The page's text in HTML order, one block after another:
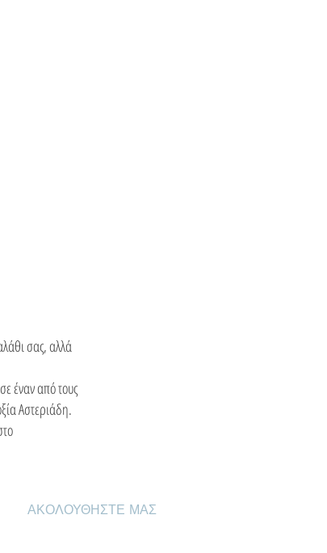
σας, αλλά
έναν από τους
Αστεριάδη.
ΑΚΟΛΟΥΘΗΣΤΕ ΜΑΣ